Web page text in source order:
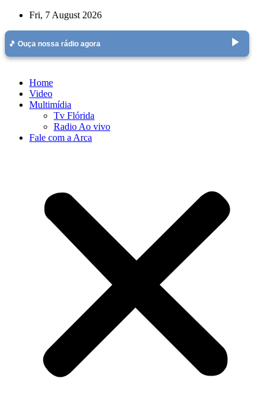
Skip
content
Fri, 7 August 2026
🎵 Ouça nossa rádio agora play_arrow
Home
Video
Multimídia
Tv Flórida
Radio Ao vivo
Fale com a Arca